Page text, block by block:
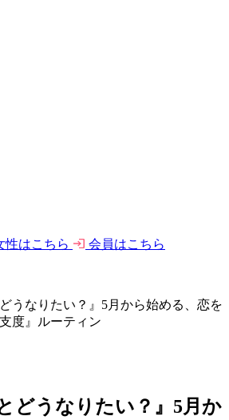
性はこちら 会員はこちら
うなりたい？』5月から始める、恋を
度』ルーティン
どうなりたい？』5月か